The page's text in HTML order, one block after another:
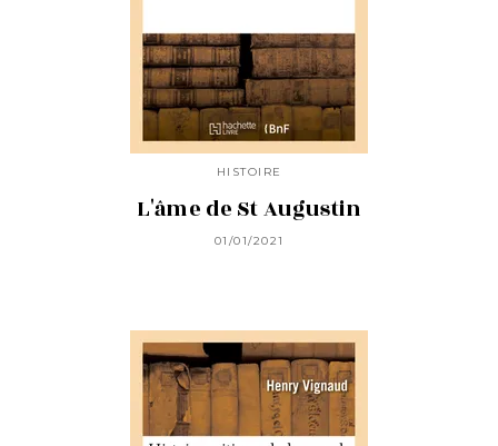
HISTOIRE
L'âme de St Augustin
01/01/2021